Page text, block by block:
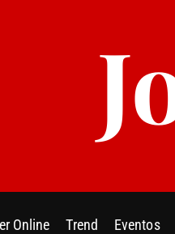
Online Trend Eventos